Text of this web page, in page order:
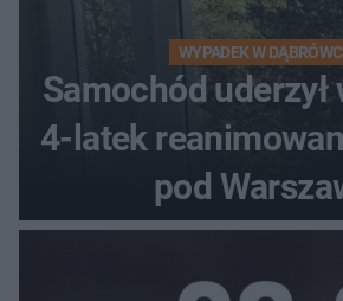
WYPADEK W
Samochód uderzył
4-latek
pod